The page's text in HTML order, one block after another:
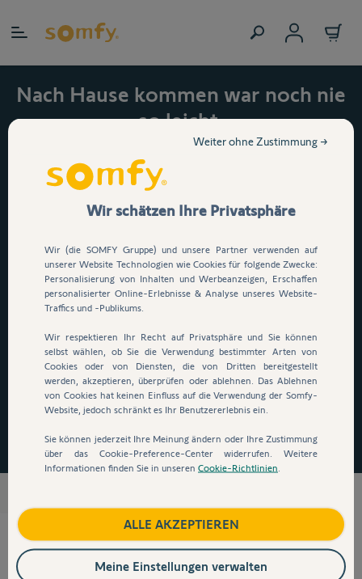
Nach Hause kommen war noch nie
so leicht.
Jetzt 15 % auf den
automatischen
Garagentorantrieb Serenia
Dein Garagentor öffnet per
Knopfdruck, App oder
Sprachsteuerung
durchfahren, ganz ohne
auszusteigen!*
Somfy KeyFob 2-in-1 Funksender
im 4er-Pack anpassen
Somfy® KeyFob 2-in-1
Funksender im 4er-Pack
Somfy KeyFob 2-in-1 Funksender
Weitere Details
Final product
139,48 €
Menge
Wir schätzen Ihre Privatsphäre
Wir (die SOMFY Gruppe) und unsere Partner verwenden auf
unserer Website Technologien wie Cookies für folgende Zwecke:
Personalisierung von Inhalten und Werbeanzeigen, Erschaffen
personalisierter Online-Erlebnisse & Analyse unseres Website-
Traffics und -Publikums.
Wir respektieren Ihr Recht auf Privatsphäre und Sie können
selbst wählen, ob Sie die Verwendung bestimmter Arten von
Cookies oder von Diensten, die von Dritten bereitgestellt
werden, akzeptieren, überprüfen oder ablehnen. Das Ablehnen
von Cookies hat keinen Einfluss auf die Verwendung der Somfy-
Website, jedoch schränkt es Ihr Benutzererlebnis ein.
Sie können jederzeit Ihre Meinung ändern oder Ihre Zustimmung
über das Cookie-Preference-Center widerrufen. Weitere
Informationen finden Sie in unseren Cookie-Richtlinien
Weiter ohne Zustimmung →
ALLE AKZEPTIEREN
Meine Einstellungen verwalten